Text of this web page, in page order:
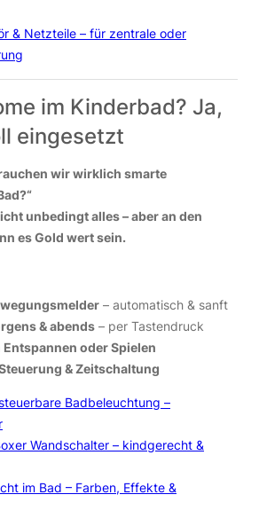
& Netzteile – für zentrale oder
im Kinderbad? Ja,
eingesetzt
wir wirklich smarte
unbedingt alles – aber an den
es Gold wert sein.
– automatisch & sanft
& abends – per Tastendruck
oder Spielen
& Zeitschaltung
Badbeleuchtung –
Wandschalter – kindgerecht &
im Bad – Farben, Effekte &